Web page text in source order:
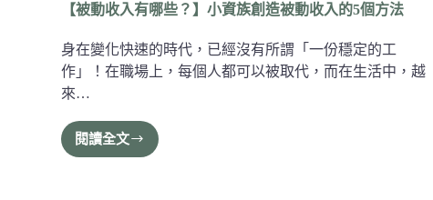
【被動收入有哪些？】小資族創造被動收入的5個方法
身在變化快速的時代，已經沒有所謂「一份穩定的工
作」！在職場上，每個人都可以被取代，而在生活中，越
來…
閱讀全文